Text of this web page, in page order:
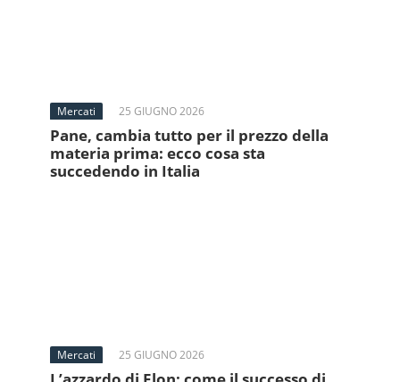
Mercati 25 GIUGNO 2026
Pane, cambia tutto per il prezzo della
materia prima: ecco cosa sta
succedendo in Italia
Mercati 25 GIUGNO 2026